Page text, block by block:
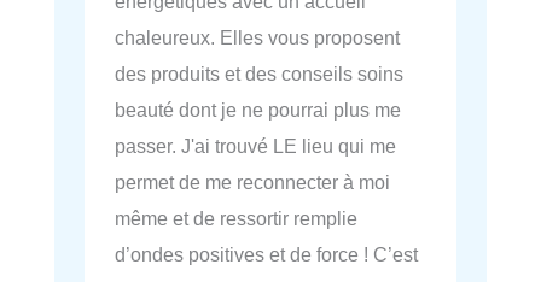
chaleureux. Elles vous proposent
des produits et des conseils soins
beauté dont je ne pourrai plus me
passer. J'ai trouvé LE lieu qui me
permet de me reconnecter à moi
même et de ressortir remplie
d’ondes positives et de force ! C’est